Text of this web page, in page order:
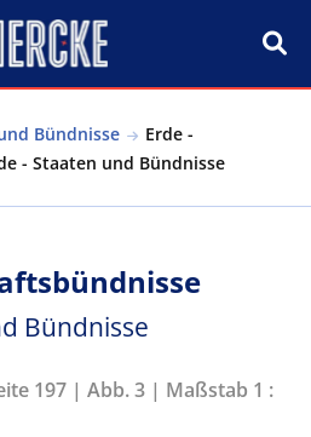
Bündnisse
Erde -
- Staaten und Bündnisse
Bündnisse
197 | Abb. 3 | Maßstab 1 :